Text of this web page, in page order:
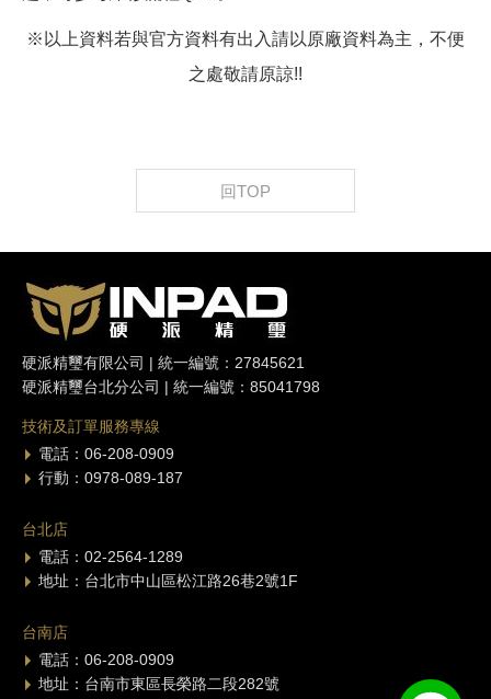
※以上資料若與官方資料有出入請以原廠資料為主，不便
之處敬請原諒!!
回TOP
硬派精璽有限公司 | 統一編號：27845621
硬派精璽台北分公司 | 統一編號：85041798
技術及訂單服務專線
電話：06-208-0909
行動：0978-089-187
台北店
電話：02-2564-1289
地址：台北市中山區松江路26巷2號1F
台南店
電話：06-208-0909
地址：台南市東區長榮路二段282號